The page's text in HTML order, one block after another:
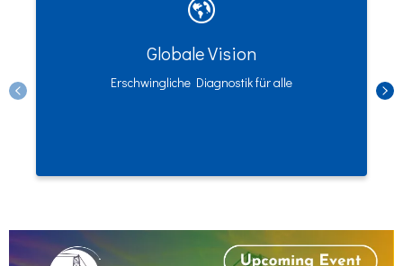
Globale Vision
Erschwingliche Diagnostik für alle